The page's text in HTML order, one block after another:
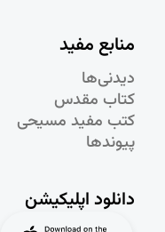
منابع مفید
دیدنی‌ها
کتاب مقدس
کتب مفید مسیحی
پیوندها
دانلود اپلیکیشن